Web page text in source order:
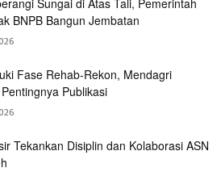
Sungai di Atas Tali, Pemerintah
BNPB Bangun Jembatan
Fase Rehab-Rekon, Mendagri
Publikasi
Tekankan Disiplin dan Kolaborasi ASN